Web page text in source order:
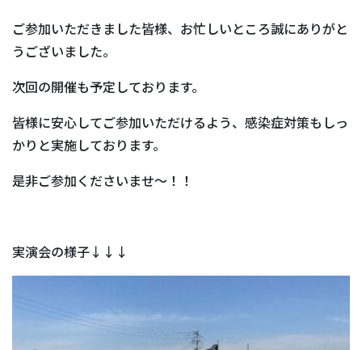
ご参加いただきました皆様、お忙しいところ誠にありがと
うございました。
次回の開催も予定しております。
皆様に安心してご参加いただけるよう、感染症対策もしっ
かりと実施しております。
是非ご参加くださいませ〜！！
実演会の様子↓↓↓